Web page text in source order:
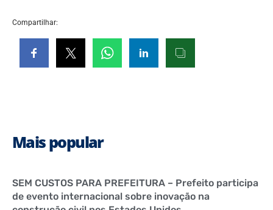
Compartilhar:
Mais popular
SEM CUSTOS PARA PREFEITURA – Prefeito participa
de evento internacional sobre inovação na